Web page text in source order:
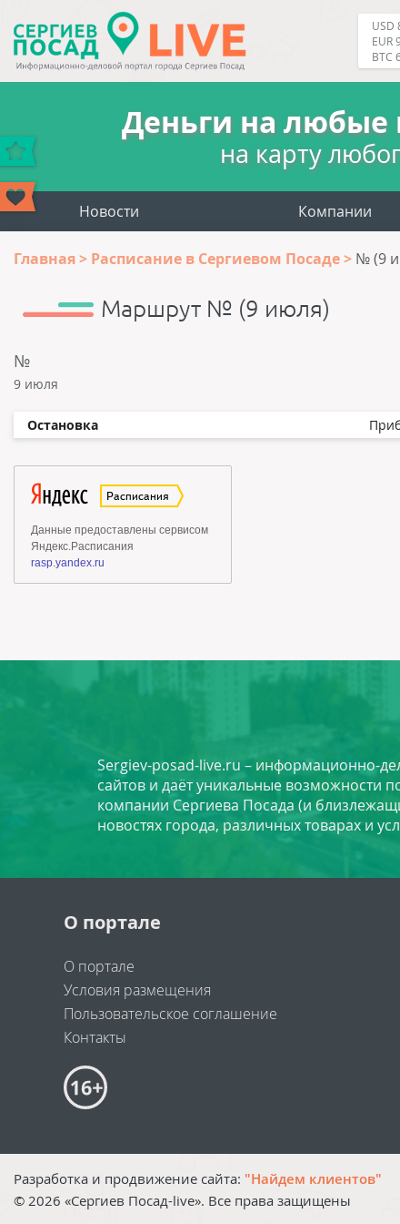
USD
EUR
BTC
Деньги на любые
на карту
Новости Компании
Главная Расписание в Сергиевом Посаде № (9
Маршрут № (9 июля)
№
9 июля
Остановка
Sergiev-posad-live.ru – информационно-
сайтов и даёт уникальные возможности
компании Сергиева Посада (и
новостях города, различных товарах и
О портале
О портале
Условия размещения
Пользовательское соглашение
Контакты
Разработка и продвижение сайта: "Найдем клиентов"
© 2026 «Сергиев Посад-live». Все права защищены